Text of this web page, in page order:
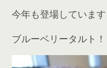
今年も登場していま
ブルーベリータルト！